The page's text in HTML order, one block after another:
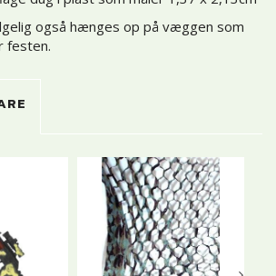
også hænges op på væggen som
festen.